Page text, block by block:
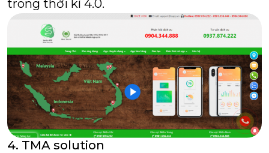
trong thời kì 4.0.
4. TMA solution